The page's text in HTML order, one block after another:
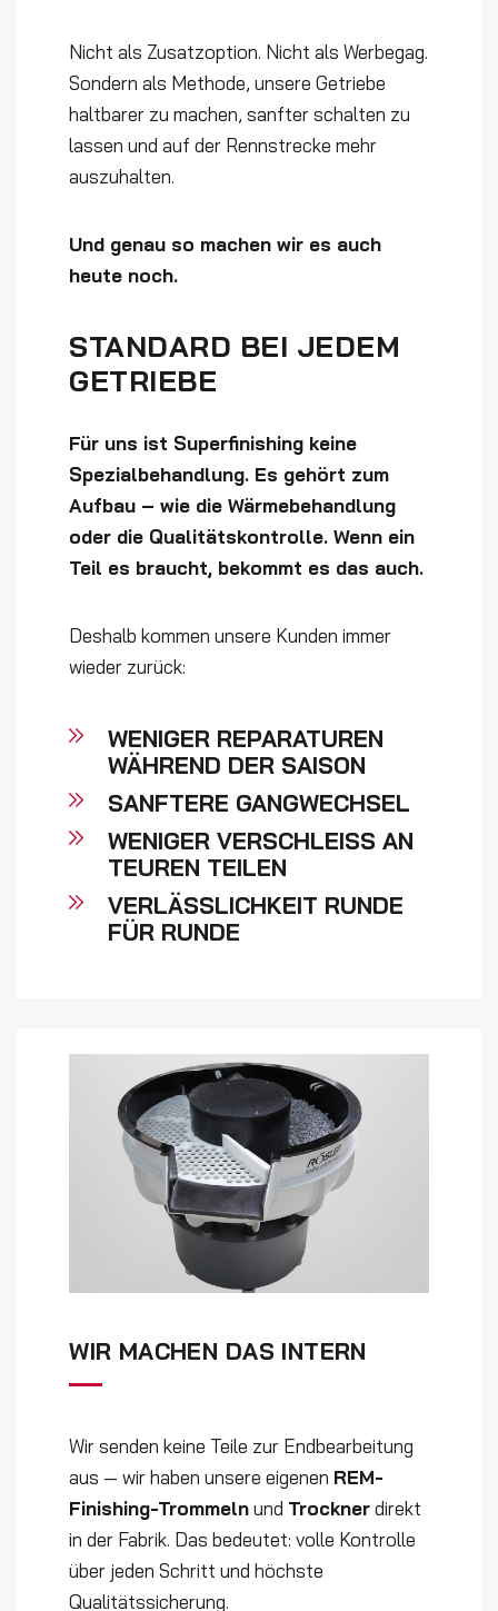
Nicht als Zusatzoption. Nicht als Werbegag.
Sondern als Methode, unsere Getriebe
haltbarer zu machen, sanfter schalten zu
lassen und auf der Rennstrecke mehr
auszuhalten.
Und genau so machen wir es auch
heute noch.
STANDARD BEI JEDEM
GETRIEBE
Für uns ist Superfinishing keine
Spezialbehandlung. Es gehört zum
Aufbau – wie die Wärmebehandlung
oder die Qualitätskontrolle. Wenn ein
Teil es braucht, bekommt es das auch.
Deshalb kommen unsere Kunden immer
wieder zurück:
WENIGER REPARATUREN
WÄHREND DER SAISON
SANFTERE GANGWECHSEL
WENIGER VERSCHLEISS AN T
EUREN TEILEN
VERLÄSSLICHKEIT RUNDE
FÜR RUNDE
WIR MACHEN DAS INTERN
Wir senden keine Teile zur Endbearbeitung
aus — wir haben unsere eigenen REM-
Finishing-Trommelnund Trocknerdirekt
in der Fabrik. Das bedeutet: volle Kontrolle
über jeden Schritt und höchste
Qualitätssicherung.